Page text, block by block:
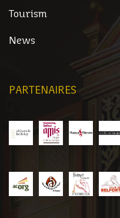
Tourism
News
PARTENAIRES